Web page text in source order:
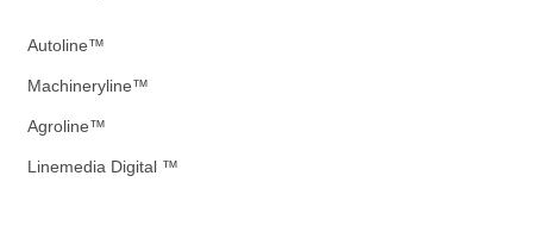
Autoline™
Machineryline™
Agroline™
Linemedia Digital ™